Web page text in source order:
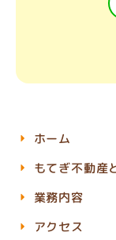
ホーム
もてぎ不動産
業務内容
アクセス